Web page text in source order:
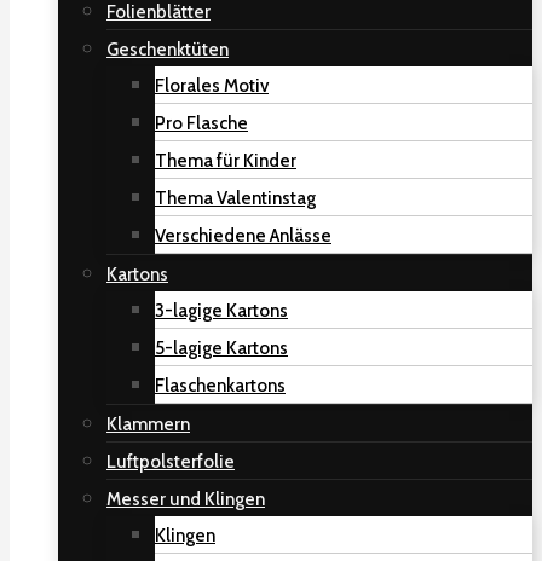
Folienblätter
Geschenktüten
Florales Motiv
Pro Flasche
Thema für Kinder
Thema Valentinstag
Verschiedene Anlässe
Kartons
3-lagige Kartons
5-lagige Kartons
Flaschenkartons
Klammern
Luftpolsterfolie
Messer und Klingen
Klingen